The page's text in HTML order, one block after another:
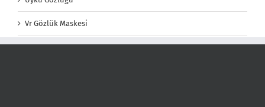
Vr Gözlük Maskesi